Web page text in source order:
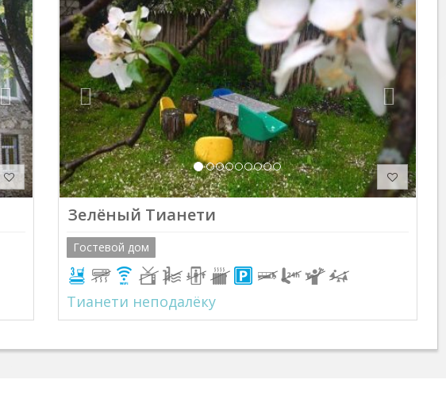
Next Previous Next
Зелёный Тианети
Гостевой дом
Тианети неподалёку